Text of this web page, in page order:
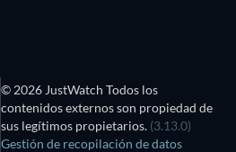
© 2026 JustWatch Todos los
contenidos externos son propiedad de
sus legítimos propietarios. (3.13.0)
Gestión de recopilación de datos